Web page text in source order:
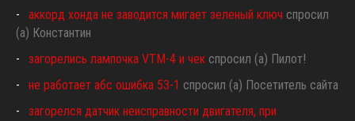
аккорд хонда не заводится мигает зеленый ключ спросил
(а) Константин
загорелись лампочка VTM-4 и чек спросил (а) Пилот!
не работает абс ошибка 53-1 спросил (а) Посетитель сайта
загорелся датчик неисправности двигателя, при